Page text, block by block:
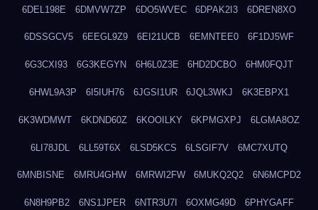
6DEL198E 6DMVW7ZP 6DO5WVEC 6DPAK2I3 6DREN8XO
6DSSGCV5 6EEGL9Z9 6EI21UCB 6EMNTEE0 6F1DJ5WF
6G3CXI93 6G3KEGYN 6H6L0Z3E 6HD2DCBO 6HM0FQJT
6HWL9A3P 6I5IUH76 6JGSI1UR 6JQL3WKJ 6K3EBPX1
6K3WDMWT 6KDND60Z 6KOOILKY 6KPMGXPJ 6LGMA8OZ
6LI78JDL 6LL59T6X 6LSD5KCS 6LSGIF7V 6MC7XUTQ
6MNBISNE 6MRU4GHW 6MRWI2FW 6MUKQ2Q2 6N6MCPD2
6N8H9PB2 6NS1JPER 6NTR3U7I 6OXMG49D 6PHYGAFF